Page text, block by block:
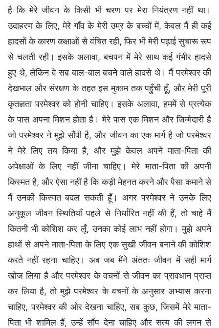
है कि मेरे जीवन के किसी भी चरण पर मेरा नियंत्रण नहीं था।
उदाहरण के लिए, मेरे गाँव के मेरी उम्र के बच्चों में, केवल मैं ही कई
हादसों के कारण कक्षाओं से वंचित रही, फिर भी मेरी पढ़ाई सुचारू रूप
से चलती रही। इसके अलावा, बचपन में मेरे साथ कई गंभीर हादसे
हुए थे, लेकिन वे सब बाल-बाल बचने वाले हादसे थे। मैं परमेश्वर की
देखभाल और संरक्षण के तहत इस मुकाम तक पहुँची हूँ, और मेरी पूरी
कृतज्ञता परमेश्वर को होनी चाहिए। इसके अलावा, हममें से प्रत्येक
के पास अपना मिशन होता है। मेरे पास एक मिशन और जिम्मेदारी है
जो परमेश्वर ने मुझे सौंपी है, और जीवन का एक मार्ग है जो परमेश्वर
ने मेरे लिए तय किया है, और मुझे केवल अपने माता-पिता की
अपेक्षाओं के लिए नहीं जीना चाहिए। मेरे माता-पिता की अपनी
किस्मत है, और ऐसा नहीं है कि कड़ी मेहनत करने और पैसा कमाने से
मैं उनकी किस्मत बदल सकती हूँ। अगर परमेश्वर ने उनके लिए
अनुकूल जीवन स्थितियाँ पहले से निर्धारित नहीं की हैं, तो चाहे मैं
कितनी भी कोशिश कर लूँ, उनका कोई लाभ नहीं होगा। मुझे अपने
हाथों से अपने माता-पिता के लिए एक सुखी जीवन बनाने की कोशिश
करते नहीं रहना चाहिए। अब जब मैंने अंततः जीवन में सही मार्ग
खोज लिया है और परमेश्वर के वचनों से जीवन का प्रावधान प्राप्त
कर लिया है, तो मुझे परमेश्वर के वचनों के अनुसार अभ्यास करना
चाहिए, परमेश्वर की ओर देखना चाहिए, सब कुछ, जिसमें मेरे माता-
पिता भी शामिल हैं, उन्हें सौंप देना चाहिए और सत्य की लगन से